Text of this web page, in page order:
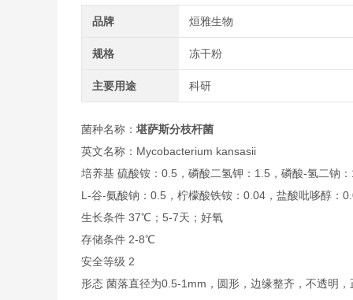
品牌 烜雅生物
规格 冻干粉
主要用途 科研
菌种名称： 堪萨斯分枝杆菌
英文名称：Mycobacterium kansasii
培养基 硫酸铵：0.5，磷酸二氢钾：1.5，磷酸-氢二钠
L-谷-氨酸钠：0.5，柠檬酸铁铵：0.04，盐酸吡哆醇
生长条件 37℃；5-7天；好氧
存储条件 2-8℃
安全等级 2
形态 菌落直径为0.5-1mm，圆形，边缘整齐，不透明